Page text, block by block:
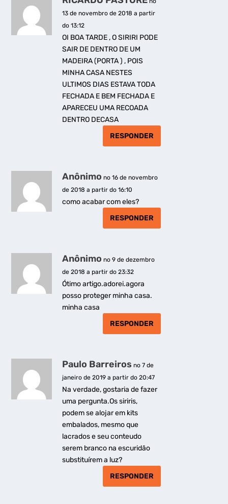
13 de novembro de 2018 a partir
do 13:12
OI BOA TARDE , O SIRIRI PODE
SAIR DE DENTRO DE UM
MADEIRA (PORTA ) , POIS
MINHA CASA NESTES
ULTIMOS DIAS ESTAVA TODA
FECHADA E BEM FECHADA E
APARECEU UMA RECOADA
DENTRO DECASA
RESPONDER
Anônimo no 16 de novembro
de 2018 a partir do 16:10
como acabar com eles?
RESPONDER
Anônimo no 9 de dezembro
de 2018 a partir do 23:32
Ótimo artigo.adorei.agora
posso proteger minha casa.
minha casa
RESPONDER
Paulo Barreiros no 7 de
janeiro de 2019 a partir do 20:47
Na verdade, gostaria de fazer
uma pergunta.Os siriris,
podem se alojar em kits
embalados, mesmo que
lacrados e seu conteudo
serem branco na escuridão
substituírem a luz?
RESPONDER